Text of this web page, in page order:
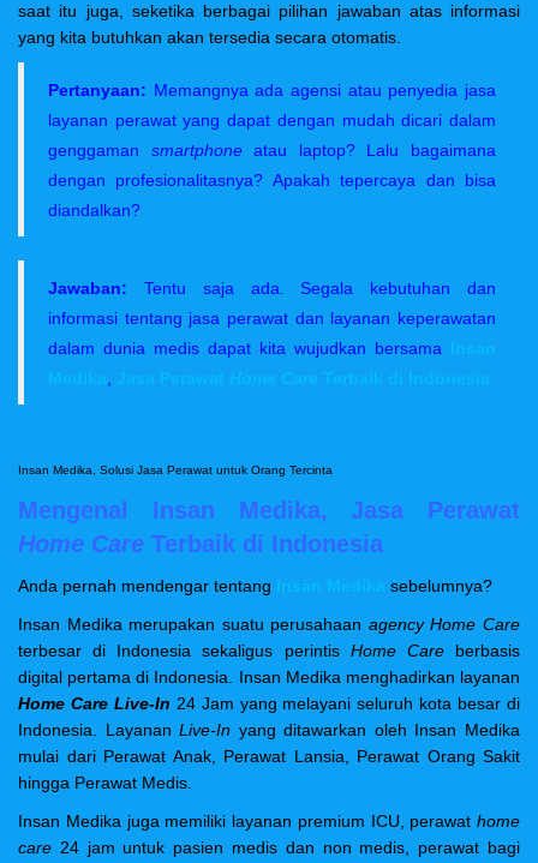
saat itu juga, seketika berbagai pilihan jawaban atas informasi
yang kita butuhkan akan tersedia secara otomatis.
Pertanyaan: Memangnya ada agensi atau penyedia jasa
layanan perawat yang dapat dengan mudah dicari dalam
genggaman smartphoneatau laptop? Lalu bagaimana
dengan profesionalitasnya? Apakah tepercaya dan bisa
diandalkan?
Jawaban: Tentu saja ada. Segala kebutuhan dan
informasi tentang jasa perawat dan layanan keperawatan
dalam dunia medis dapat kita wujudkan bersama Insan
Medika
Jasa Perawat Home Care Terbaik di Indonesia
Insan Medika, Solusi Jasa Perawat untuk Orang Tercinta
Mengenal Insan Medika, Jasa Perawat
Home Care Terbaik di Indonesia
Anda pernah mendengar tentang Insan Medika sebelumnya?
Insan Medika merupakan suatu perusahaan agency Home Care
terbesar di Indonesia sekaligus perintis Home Careberbasis
digital pertama di Indonesia. Insan Medika menghadirkan layanan
Home Care Live-In 24 Jam yang melayani seluruh kota besar di
Indonesia. LayananLive-In yang ditawarkan oleh Insan Medika
mulai dari Perawat Anak, Perawat Lansia, Perawat Orang Sakit
hingga Perawat Medis.
Insan Medika juga memiliki layanan premium ICU, perawat home
care 24 jam untuk pasien medis dan non medis, perawat bagi